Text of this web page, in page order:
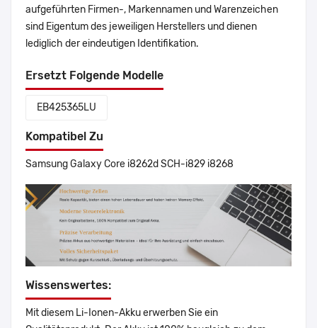
aufgeführten Firmen-, Markennamen und Warenzeichen
sind Eigentum des jeweiligen Herstellers und dienen
lediglich der eindeutigen Identifikation.
Ersetzt Folgende Modelle
EB425365LU
Kompatibel Zu
Samsung Galaxy Core i8262d SCH-i829 i8268
Wissenswertes:
Mit diesem Li-Ionen-Akku erwerben Sie ein